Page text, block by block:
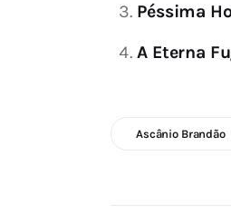
Péssima
A Eterna
Ascânio Brandão